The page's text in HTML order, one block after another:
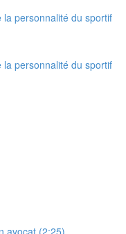
personnalité du sportif
personnalité du sportif
avocat (2:25)